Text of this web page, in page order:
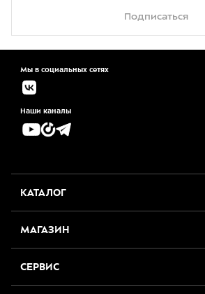
Подписаться
Мы в социальных сетях
Наши каналы
КАТАЛОГ
МАГАЗИН
СЕРВИС